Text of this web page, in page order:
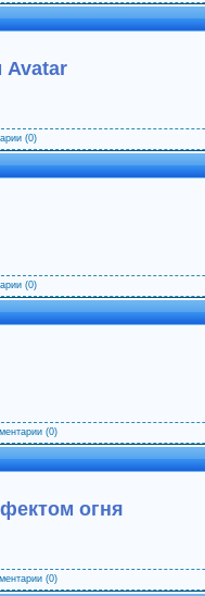
Avatar
(0)
(0)
(0)
огня
(0)